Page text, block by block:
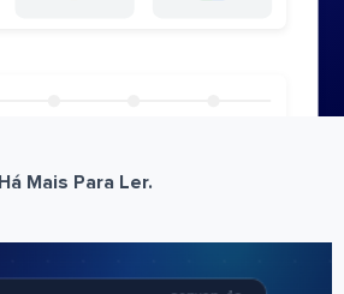
Há Mais Para Ler.